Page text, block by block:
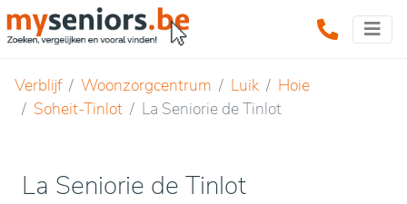
Verblijf Woonzorgcentrum Luik
Hoie
Soheit-Tinlot
La Seniorie de Tinlot
La Seniorie de Tinlot